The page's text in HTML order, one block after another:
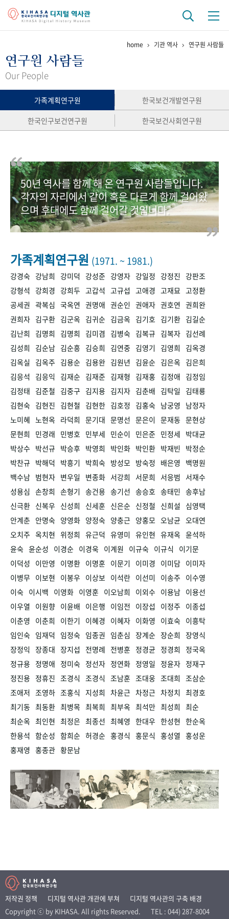
걸어온 길 기관 변천사
연구 역사
정책과 연구 키워드로 보는 연구 역사
연구자들
간행물 변천사
기록물 아카이브
사진 아카이브 문서 기록물 행정박물 영상 기록물
50+1주년 기념
+1
VR 역사관
home 기관 역사 연구원 사람들
연구원 사람들
Our People
가족계획연구원
한국보건개발연구원
한국인구보건연구원
한국보건사회연구원
50년 역사를 함께 해 온 연구원 사람들입니다.
각자의 자리에서 같이 혹은 다르게 함께 걸어왔
으며 후대에도 함께 걸어갈 것입니다.
가족계획연구원 (1971. ~ 1981.)
강경숙 강남희 강미덕 강성준 강영자 강일정 강정진
강판조
강형석
강희경 강희두 고갑석 고규섭 고애경 고재묘 고정환
공세권 곽복심 국옥연 권명애 권순인 권애자 권호연 권희완
권희자 김구환 김군옥 김귀순 김금옥 김기호 김기환 김길순
김난희
김명희 김명희 김미겸 김병숙 김복규 김복자 김선례
김성희
김순남 김순흥 김승희 김연중 김영기 김영희
김옥경
김옥실
김옥주 김용순 김용완 김원년 김윤순 김은옥 김은희
김응석
김응익 김재순 김재준 김재형 김재홍 김정애 김정임
김정태 김준철 김중구 김지용 김지자 김춘배 김탁일
김태룡
김현숙 김현진 김현철 김현한 김호정 김홍숙 남궁영
남정자
노미혜 노현옥 라덕희 문기대 문명선 문은이 문재동 문현상
문현희
민경래 민병호 민부세 민순이 민은준 민정세 박대균
박상수 박선규 박승후 박영희 박인화 박인환 박재빈
박정순
박찬규 박해덕 박흥기 박희숙 방성모 방숙정 배은영
백명원
백수남 범현자 변우일 변종화 서강희 서문희 서응범
서재수
성용심 손창희 손형기 송건용 송기선 송승호 송태민 송후남
신극환 신복우 신성희 신세훈 신은순 신정철 신희설
심영택
안계춘 안명숙 양영화 양정숙 양충근 양홍모 오남균 오대연
오치주 옥치현 위정희 유근덕 유영미 유인현 유재옥 윤석하
윤숙 윤순성 이경순 이경욱 이계원 이규숙 이규식
이기문
이덕성
이만영 이명환 이명훈 이문기 이미경 이미담 이미자
이병무 이보현 이봉우 이상보 이석란 이선미 이송주 이수영
이숙 이시백 이영화 이영훈 이오남희 이외수 이용남 이용선
이우열
이원향 이윤배 이은행 이임전 이장섭 이정주 이종섭
이춘영
이춘희 이한기 이혜경 이혜자 이화영 이효숙 이흥탁
임인숙 임재덕 임정숙 임종권 임춘심 장계순 장순희 장영식
장정익 장종대 장지섭 전명례 전병훈 정경균 정경희
정국옥
정규용 정명애 정미숙 정선자 정연화 정영일 정윤자 정재구
정진용 정휴진 조경식 조경식 조남훈 조대웅 조대희 조삼순
조애저 조영하 조홍식 지성희 차윤근 차정근 차정치 최경호
최기동 최동환 최병목 최복희 최부옥 최석만 최성희 최순
최순옥 최인현 최정은 최종선 최혜영 한대우 한성현 한순옥
한용석 함순성 함희순 허경순 홍경식 홍문식 홍성열 홍성운
홍재영 홍종관 황문남
저작권 정책 디지털 역사관 개관에 부쳐
디지털 역사관의 구축 배경
Copyright ⓒ by KIHASA. All rights Reserved.
TEL : 044) 287-8004